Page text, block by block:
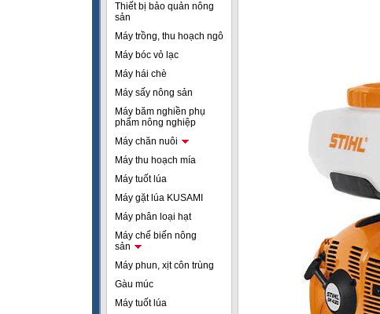
Thiết bị bảo quản nông
sản
Máy trồng, thu hoạch ngô
Máy bóc vỏ lạc
Máy hái chè
Máy sấy nông sản
Máy băm nghiền phụ
phẩm nông nghiệp
Máy chăn nuôi
Máy thu hoạch mía
Máy tuốt lúa
Máy gặt lúa KUSAMI
Máy phân loại hạt
Máy chế biến nông
sản
Máy phun, xịt côn trùng
Gàu múc
Máy tuốt lúa